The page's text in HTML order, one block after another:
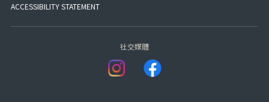
ACCESSIBILITY STATEMENT
社交媒體